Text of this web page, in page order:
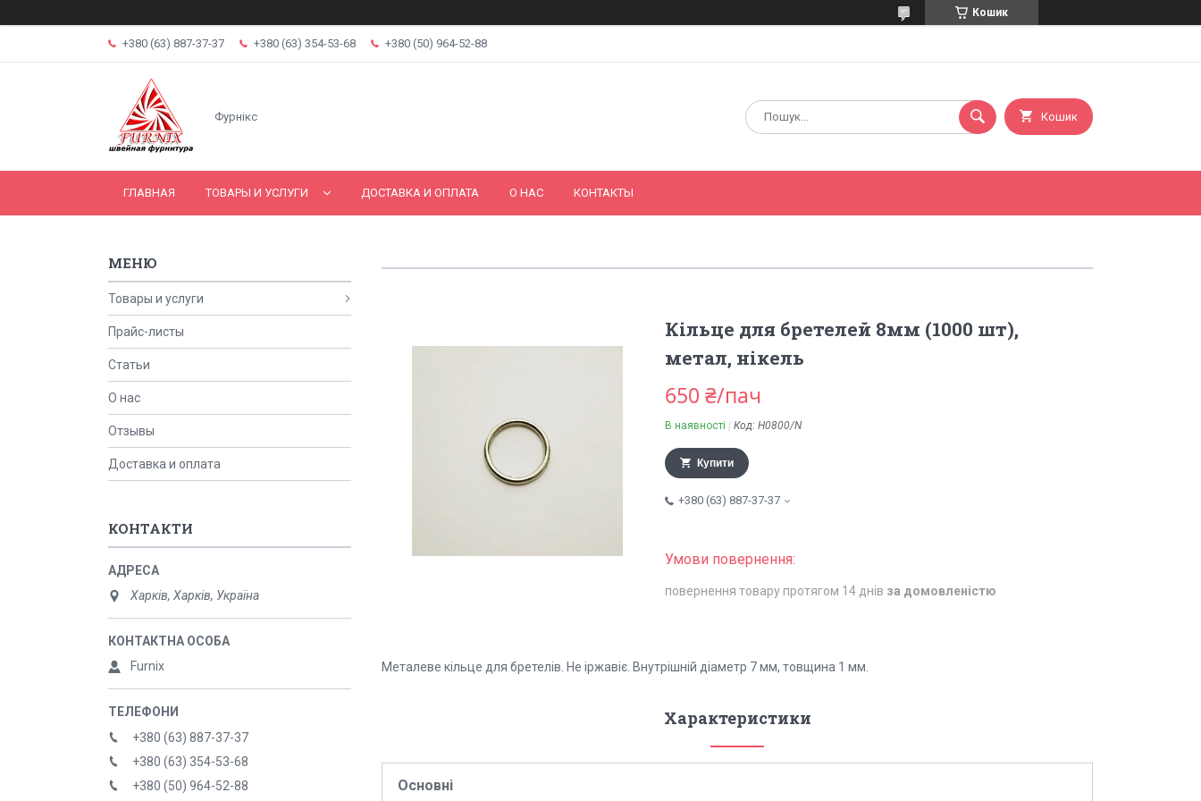
Кошик
+380 (63) 887-37-37 +380 (63) 354-53-68 +380 (50) 964-52-88
Фурнікс Кошик
ГЛАВНАЯ ТОВАРЫ И УСЛУГИ ДОСТАВКА И ОПЛАТА О НАС КОНТАКТЫ
Кільце для бретелей 8мм (1000 шт),
метал, нікель
650 ₴/пач
В наявності Код: H0800/N
Купити
+380 (63) 887-37-37
повернення товару протягом 14 днів за домовленістю
Металеве кільце для бретелів. Не іржавіє. Внутрішній діаметр 7 мм, товщина 1 мм.
Характеристики
Основні
Товары и услуги
Прайс-листы
Статьи
О нас
Отзывы
Доставка и оплата
КОНТАКТИ
Харків, Харків, Україна
Furnix
+380 (63) 887-37-37
+380 (63) 354-53-68
+380 (50) 964-52-88